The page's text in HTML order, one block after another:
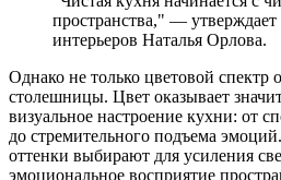
пространства," —
интерьеров Наталья Орлова.
Однако не только цветовой спектр
столешницы. Цвет оказывает
визуальное настроение кухни: от
до стремительного подъема
оттенки выбирают для усиления
эмоциональное восприятие